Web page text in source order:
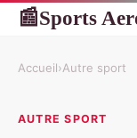
📰Sports
Accueil›Autre sport
AUTRE SPORT